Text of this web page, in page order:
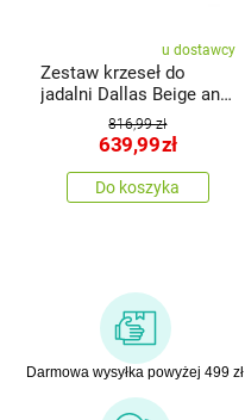
u dostawcy
Zestaw krzeseł do
jadalni Dallas Beige and
Walnut, 2 szt.
816,99 zł
639,99zł
Do koszyka
Darmowa wysyłka powyżej 499 zł